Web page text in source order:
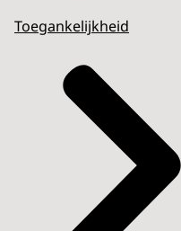
Toegankelijkheid